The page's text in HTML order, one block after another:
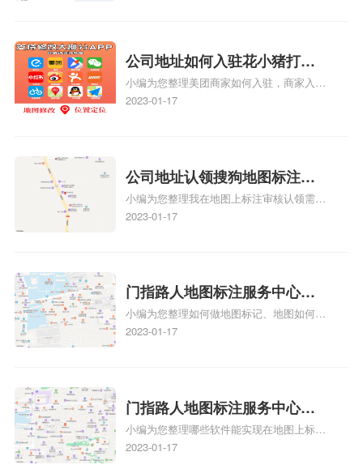
位置，增加商户被发现的机会。方便客户导
航：地图标注可以帮助客户更容易地找到商
户的实际位置。特别是对于新客户或不熟悉
该地区的客户来说，地图标注可以提供明确
图标注服务中心面的存在。对于一些客户来
说，实体指路人地
公司地址如何入驻花小猪打车
地图标记？指路人地图标注服
务中心铺如何入驻花小猪打车
小编为您整理美团商家如何入驻，商家入驻
教程、商家如何入驻地图、如何入驻地:、
2023-01-17
公司地址认领搜狗地图标注多
久审核？公司地址认领地图标
注多久审核？
小编为您整理我在地图上标注审核认领需要
多久、我在地图上标注审核认领需要多久
情可查看下方正文！
2023-01-17
门指路人地图标注服务中心如
何做花小猪打车地图位置标
记？门指路人地图标注服务中
小编为您整理如何做地图标记、地图如何做
标记、so搜街景中如何做标记、360e启花贷
关地图标注知识，详情可查看下方正文！
2023-01-17
门指路人地图标注服务中心地
图位置地址标记？门指路人地
图标注服务中心苹果地图位置
小编为您整理哪些软件能实现在地图上标记
门指路人地图标注服务中心位置、门指路人
2023-01-17